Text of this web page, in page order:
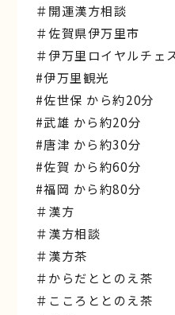
＃開運漢方相談
＃佐賀県伊万里市
＃伊万里ロイヤルチェ
#伊万里観光
#佐世保 から約20分
#武雄 から約20分
#唐津 から約30分
#佐賀 から約60分
#福岡 から約80分
＃漢方
＃漢方相談
＃漢方茶
＃からだととのえ茶
＃こころととのえ茶